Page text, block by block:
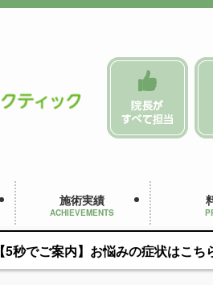
施術実績
ACHIEVEMENTS
【5秒でご案内】お悩みの症状はこ